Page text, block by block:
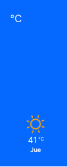
℃
41 ℃
Jue